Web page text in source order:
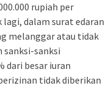
rupiah per
dalam surat edaran
melanggar atau tidak
sanksi
dari besar iuran
tidak diberikan